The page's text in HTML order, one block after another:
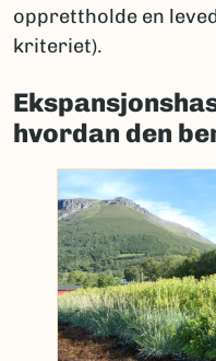
opprettholde en
kriteriet).
hvordan den